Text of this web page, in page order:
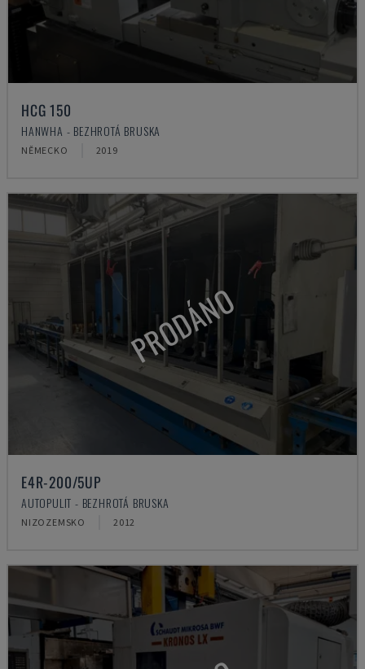
HCG 150
HANWHA - BEZHROTÁ BRUSKA
NĚMECKO 2019
PRODÁNO
E4R-200/5UP
AUTOPULIT - BEZHROTÁ BRUSKA
NIZOZEMSKO 2012